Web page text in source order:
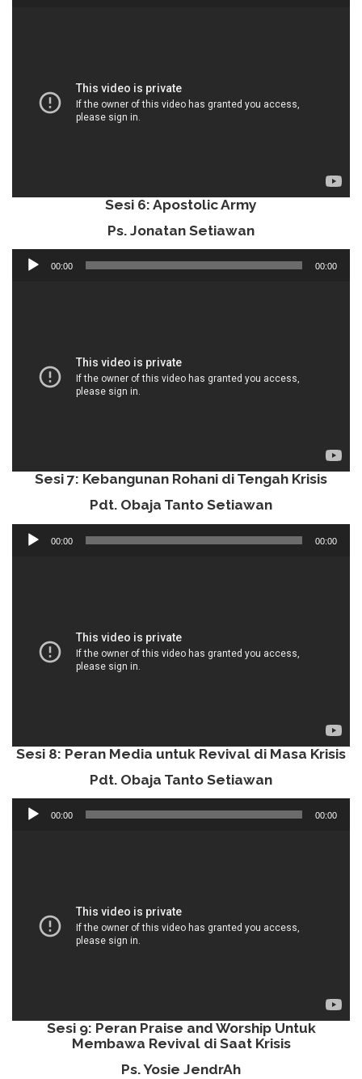
Sesi 6: Apostolic Army
Ps. Jonatan Setiawan
Audio
Player
00:00 00:00
Sesi 7: Kebangunan Rohani di Tengah Krisis
Pdt. Obaja Tanto Setiawan
Audio
Player
00:00 00:00
Sesi 8: Peran Media untuk Revival di Masa Krisis
Pdt. Obaja Tanto Setiawan
Audio
Player
00:00 00:00
Sesi 9: Peran Praise and Worship Untuk
Membawa Revival di Saat Krisis
Ps. Yosie JendrAh